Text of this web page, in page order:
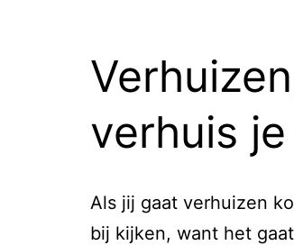
verhuis
Als jij gaat verhuizen
bij kijken, want het